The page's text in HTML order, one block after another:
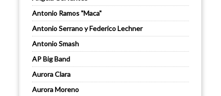
Antonio Ramos "Maca"
Antonio Serrano y Federico Lechner
Antonio Smash
AP Big Band
Aurora Clara
Aurora Moreno